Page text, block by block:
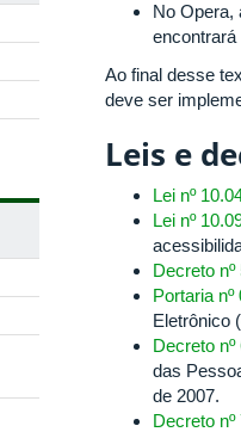
No Opera,
Ao final desse
deve ser
Leis e
Lei nº
Lei nº
Decreto
Portaria
Eletrônico (
Decreto
das
de 2007.
Decreto